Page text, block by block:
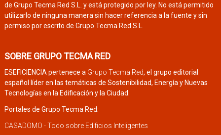
de Grupo Tecma Red S.L. y está protegido por ley. No está permitido
utilizarlo de ninguna manera sin hacer referencia a la fuente y sin
permiso por escrito de Grupo Tecma Red S.L.
SOBRE GRUPO TECMA RED
ESEFICIENCIA pertenece a Grupo Tecma Red, el grupo editorial
español líder en las temáticas de Sostenibilidad, Energía y Nuevas
Tecnologías en la Edificación y la Ciudad.
Portales de Grupo Tecma Red:
CASADOMO - Todo sobre Edificios Inteligentes